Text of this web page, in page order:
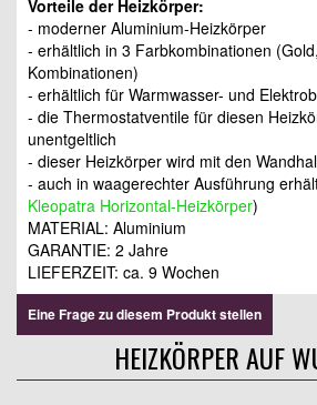
Vorteile der Heizkörper:
- moderner Aluminium-Heizkörper
- erhältlich in 3 Farbkombinationen
Kombinationen)
- erhältlich für Warmwasser- und
- die Thermostatventile für diesen
unentgeltlich
- dieser Heizkörper wird mit den
- auch in waagerechter Ausführung
Kleopatra Horizontal-Heizkörper)
MATERIAL: Aluminium
GARANTIE: 2 Jahre
LIEFERZEIT: ca. 9 Wochen
Eine Frage zu diesem Produkt stellen
HEIZKÖRPER AUF